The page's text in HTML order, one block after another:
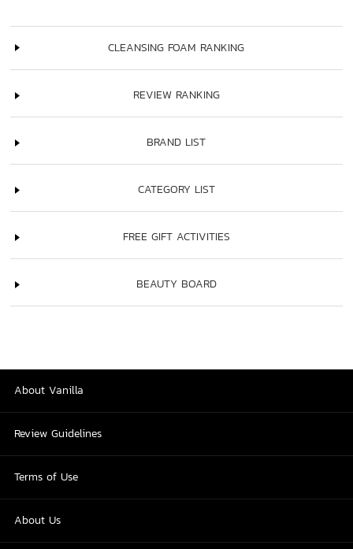
CLEANSING FOAM RANKING
REVIEW RANKING
BRAND LIST
CATEGORY LIST
FREE GIFT ACTIVITIES
BEAUTY BOARD
About Vanilla
Review Guidelines
Terms of Use
About Us